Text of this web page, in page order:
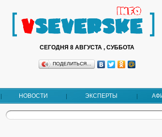
СЕГОДНЯ 8 АВГУСТА , СУББОТА
ПОДЕЛИТЬСЯ…
НОВОСТИ ЭКСПЕРТЫ